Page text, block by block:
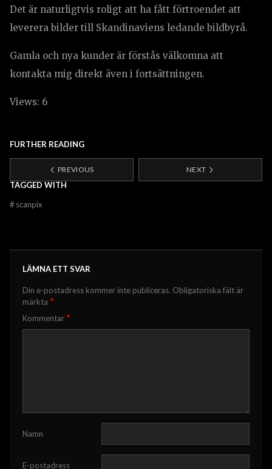
Det är naturligtvis roligt att ha fått förtroendet att
leverera bilder till Skandinaviens ledande bildbyrå.
Gamla och nya kunder är förstås välkomna att
kontakta mig direkt även i fortsättningen.
Views: 6
FURTHER READING
PREVIOUS NEXT
TAGGED WITH
# scanpix
LÄMNA ETT SVAR
Din e-postadress kommer inte publiceras. Obligatoriska fält är
märkta *
Kommentar *
Namn
E-postadress